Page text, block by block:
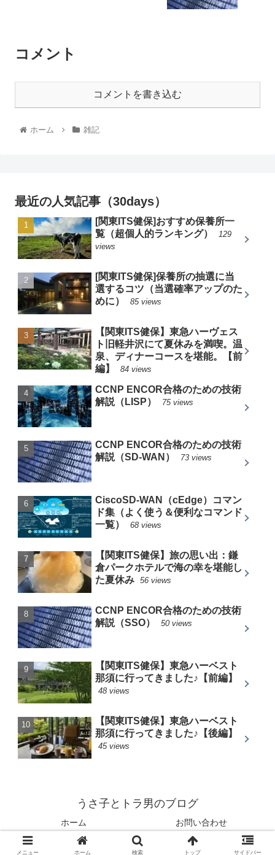
コメント
コメントを書き込む
ホーム 雑記
最近の人気記事（30days）
[関東ITS健保]おすすめ保養所一
覧（超個人的ランキング）
129
views
[関東ITS健保]保養所の抽選に当
選するコツ（当選確率アップのた
めに）
85 views
【関東ITS健保】東急ハーヴェス
ト旧軽井沢にて夏休みを満喫。温
泉、ディナーコースを堪能。【前
編】
84 views
CCNP ENCOR合格のための技術
解説（LISP）
75 views
CCNP ENCOR合格のための技術
解説（SD-WAN）
73 views
CiscoSD-WAN（cEdge）コマン
ド集（よく使う＆便利なコマンド
一覧）
68 views
【関東ITS健保】旅の思い出：鎌
倉パークホテルで海の幸を堪能し
た夏休み
56 views
CCNP ENCOR合格のための技術
解説（SSO）
50 views
【関東ITS健保】東急ハーベスト
那須に行ってきました♪【前編】
48 views
【関東ITS健保】東急ハーベスト
那須に行ってきました♪【後編】
45 views
うさ子とトラ男のブログ
ホーム お問い合わせ
© 2021 うさ子とトラ男のブログ.
メニュー ホーム 検索 トップ サイドバー